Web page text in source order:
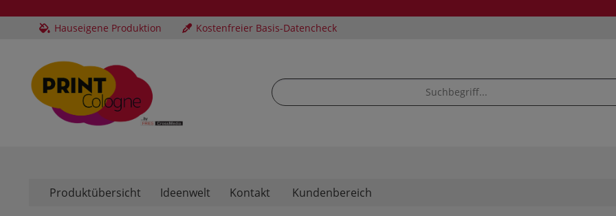
Hauseigene Produktion Kostenfreier Basis-Datencheck
Produktübersicht Ideenwelt Kontakt Kundenbereich